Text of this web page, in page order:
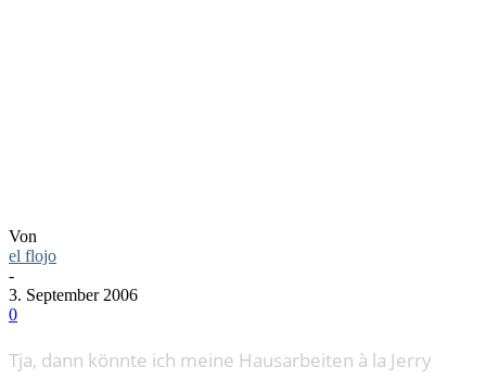
Von
el flojo
-
3. September 2006
0
Tja, dann könnte ich meine Hausarbeiten à la Jerry